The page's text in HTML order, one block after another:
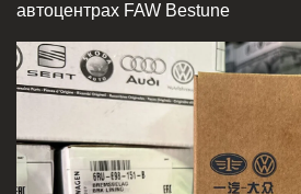
автоцентрах FAW Bestune